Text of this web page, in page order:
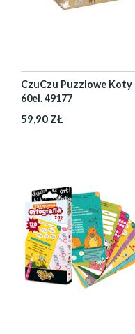
CzuCzu Puzzlowe Koty
60el. 49177
59,90 ZŁ